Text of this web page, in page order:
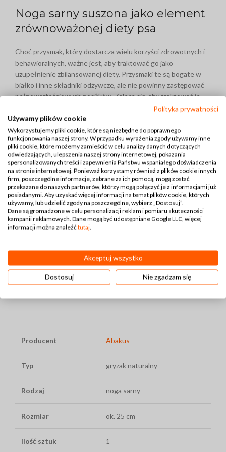
Noga sarny suszona jako element
zrównoważonej diety psa
Choć przysmak, który dostarcza wielu korzyści zdrowotnych i
behawioralnych, ważne jest, aby traktować go jako
uzupełnienie zbilansowanej diety. Przysmaki te są bogate w
białko i inne składniki odżywcze, ale nie powinny zastępować
pełnowartościowych posiłków. Zaleca się, aby traktować je
jako nagrodę lub sposób na specjalne okazje. Co w efekcie nie
tylko pomoże w utrzymaniu zdrowia psa, ale również uczyni te
momenty bardziej wyjątkowymi.Pamiętaj także o
zapewnieniu psu stałego dostępu do świeżej wody,
szczególnie gdy zajmuje się żuciem tak absorbujących
przekąsek.
Zdrowy przysmak, który pokochają
wszystkie psy!
Decydując się na nogę sarny, wybierasz przysmak, który nie
synonimem najwyższej jakości i bezpieczeństwa, co zostało
docenione przez wielu zadowolonych właścicieli psów. Daj
swojemu pupilowi to, co najlepsze, wybierając przysmak, który
Producent Abakus
Typ gryzak naturalny
Rodzaj noga sarny
Rozmiar ok. 25 cm
Ilość sztuk 1
Polityka prywatności
Używamy plików cookie
Wykorzystujemy pliki cookie, które są niezbędne do poprawnego
funkcjonowania naszej strony. W przypadku wyrażenia zgody używamy inne
pliki cookie, które możemy zamieścić w celu analizy danych dotyczących
odwiedzających, ulepszenia naszej strony internetowej, pokazania
spersonalizowanych treści i zapewnienia Państwu wspaniałego doświadczenia
na stronie internetowej. Ponieważ korzystamy również z plików cookie innych
firm, poszczególne informacje, zebrane za ich pomocą, mogą zostać
przekazane do naszych partnerów, którzy mogą połączyć je z informacjami już
posiadanymi. Aby uzyskać więcej informacji na temat plików cookie, których
używamy, lub udzielić zgody na poszczególne, wybierz „Dostosuj”.
Dane są gromadzone w celu personalizacji reklam i pomiaru skuteczności
kampanii reklamowych. Dane mogą być udostępniane Google LLC, więcej
informacji można znaleźćtutaj.
Akceptuj wszystko
Dostosuj Nie zgadzam się